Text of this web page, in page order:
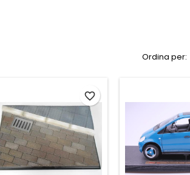
Ordina per:
favorite_border